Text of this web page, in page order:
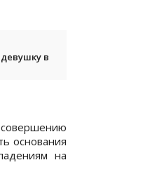
в
совершению
основания
на